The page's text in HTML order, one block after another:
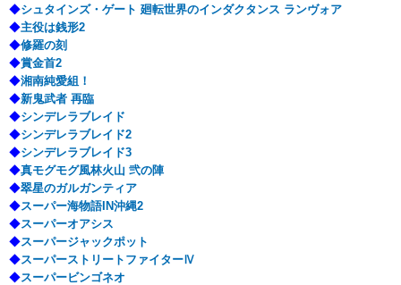
◆シュタインズ・ゲート 廻転世界のインダクタンス ランヴォア
◆主役は銭形2
◆修羅の刻
◆賞金首2
◆湘南純愛組！
◆新鬼武者 再臨
◆シンデレラブレイド
◆シンデレラブレイド2
◆シンデレラブレイド3
◆真モグモグ風林火山 弐の陣
◆翠星のガルガンティア
◆スーパー海物語IN沖縄2
◆スーパーオアシス
◆スーパージャックポット
◆スーパーストリートファイターⅣ
◆スーパービンゴネオ